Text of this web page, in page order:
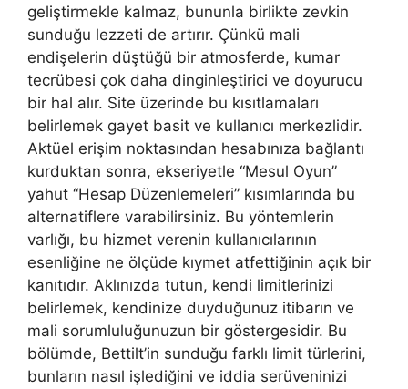
geliştirmekle kalmaz, bununla birlikte zevkin
sunduğu lezzeti de artırır. Çünkü mali
endişelerin düştüğü bir atmosferde, kumar
tecrübesi çok daha dinginleştirici ve doyurucu
bir hal alır. Site üzerinde bu kısıtlamaları
belirlemek gayet basit ve kullanıcı merkezlidir.
Aktüel erişim noktasından hesabınıza bağlantı
kurduktan sonra, ekseriyetle “Mesul Oyun”
yahut “Hesap Düzenlemeleri” kısımlarında bu
alternatiflere varabilirsiniz. Bu yöntemlerin
varlığı, bu hizmet verenin kullanıcılarının
esenliğine ne ölçüde kıymet atfettiğinin açık bir
kanıtıdır. Aklınızda tutun, kendi limitlerinizi
belirlemek, kendinize duyduğunuz itibarın ve
mali sorumluluğunuzun bir göstergesidir. Bu
bölümde, Bettilt’in sunduğu farklı limit türlerini,
bunların nasıl işlediğini ve iddia serüveninizi